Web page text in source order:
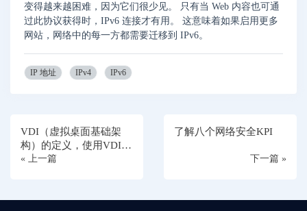
变得越来越困难，因为它们很少见。 只有当 Web 内容也可通
过此协议获得时，IPv6 连接才有用。 这意味着如果启用更多
网站，网络中的每一方都需要迁移到 IPv6。
IP 地址 IPv4 IPv6
VDI（虚拟桌面基础架
构）的定义，使用VDI的
好处
« 上一篇
了解八个网络安全KPI
下一篇 »